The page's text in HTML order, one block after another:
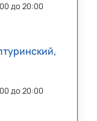
до 20:00
до 20:00